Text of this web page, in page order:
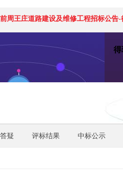
周王庄道路建设及维修工程招标公告
得
疑 评标结果 中标公示